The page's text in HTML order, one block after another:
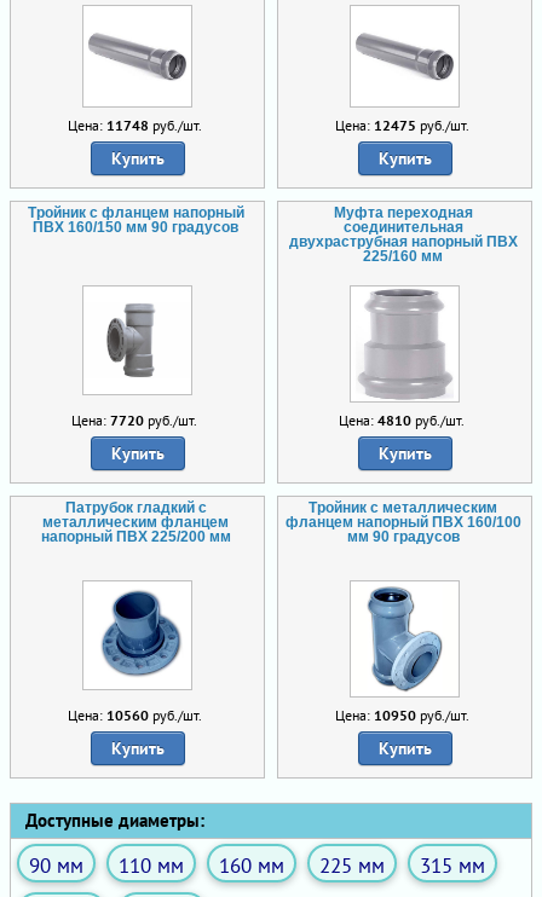
Цена: 11748 руб./шт.
Купить
Цена: 12475 руб./шт.
Купить
Тройник с фланцем напорный
ПВХ 160/150 мм 90 градусов
Цена: 7720 руб./шт.
Купить
Муфта переходная
соединительная
двухраструбная напорный ПВХ
225/160 мм
Цена: 4810 руб./шт.
Купить
Патрубок гладкий с
металлическим фланцем
напорный ПВХ 225/200 мм
Цена: 10560руб./шт.
Купить
Тройник с металлическим
фланцем напорный ПВХ 160/100
мм 90 градусов
Цена: 10950руб./шт.
Купить
Доступные диаметры:
90 мм 110 мм 160 мм 225 мм
315 мм